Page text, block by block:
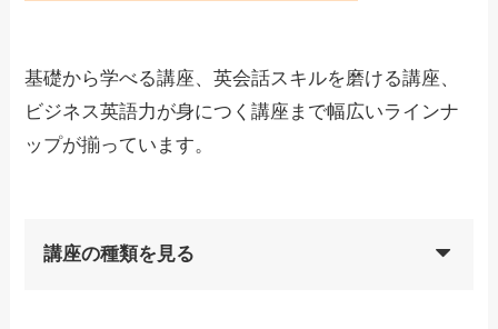
基礎から学べる講座、英会話スキルを磨ける講座、
ビジネス英語力が身につく講座まで幅広いラインナ
ップが揃っています。
講座の種類を見る